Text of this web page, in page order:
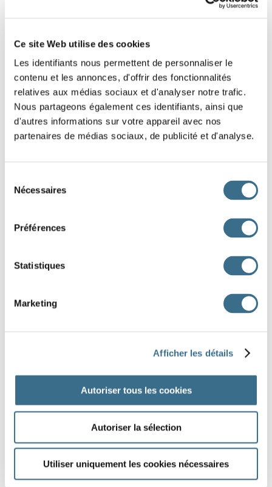
Ce site Web utilise des cookies
Les identifiants nous permettent de personnaliser le
contenu et les annonces, d'offrir des fonctionnalités
relatives aux médias sociaux et d'analyser notre trafic.
Nous partageons également ces identifiants, ainsi que
d'autres informations sur votre appareil avec nos
partenaires de médias sociaux, de publicité et d'analyse.
Nécessaires
Préférences
Statistiques
Marketing
Afficher les détails
Autoriser tous les cookies
Autoriser la sélection
Utiliser uniquement les cookies nécessaires
There are different manners to write sound [s]:
un apin, une sauci e, une igogne,
des vacan es,